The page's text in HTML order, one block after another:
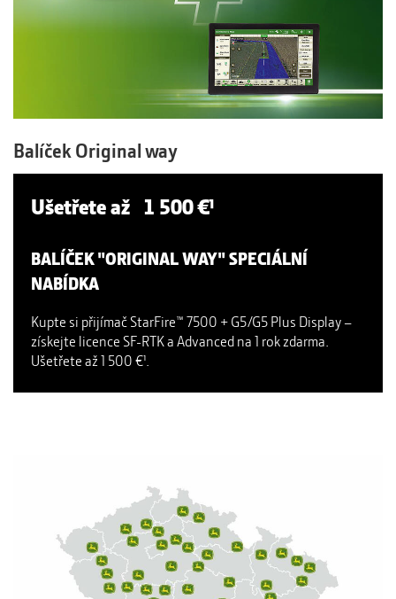
Balíček Original way
Ušetřete až 1 500 €¹
BALÍČEK "ORIGINAL WAY" SPECIÁLNÍ
NABÍDKA
Kupte si přijímač StarFire™ 7500 + G5/G5 Plus Display –
získejte licence SF-RTK a Advanced na 1 rok zdarma.
Ušetřete až 1 500 €¹.